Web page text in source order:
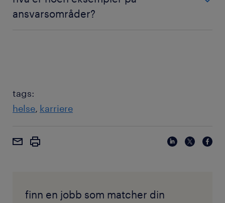
krav som stilles i lovverket og fra Helsedirektoratet.
ansvarsområder?
tags:
helse karriere
finn en jobb som matcher din